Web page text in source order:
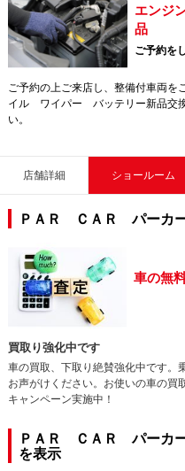
エンジ
品
ご予約を
ご予約の上ご来店し、整備付車両を
イル ワイパー バッテリー新品交
い。
店舗詳細 ショールーム
ＰＡＲ ＣＡＲ パーカ
車の無
買取り強化中です
車の買取、下取り絶賛強化中です。
お声がけください。お使いの車の買
キャンペーン実施中！
ＰＡＲ ＣＡＲ パーカ
を表示